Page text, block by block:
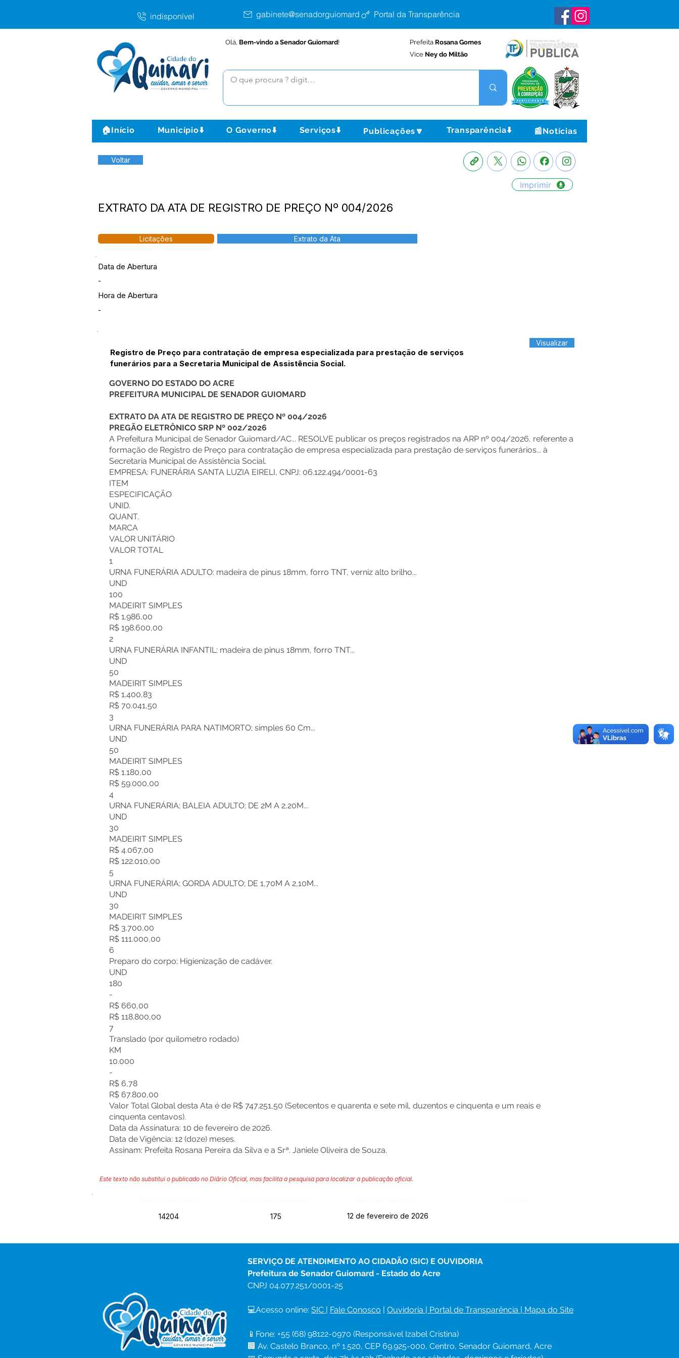
indisponível gabinete@senadorguiomard.ac.gov.brPortal da Transparência
Olá, Bem-vindo a Senador Guiomard! Prefeita Rosana Gomes
Vice Ney do Miltão
🏠Início Município⬇️ O Governo⬇️ Serviços⬇️ Publicações🔽 Transparência⬇️ 📰Notícias
Voltar
Imprimir
EXTRATO DA ATA DE REGISTRO DE PREÇO Nº 004/2026
Licitações Extrato da Ata
Data de Abertura
-
Hora de Abertura
-
Registro de Preço para contratação de empresa especializada para prestação de serviços
funerários para a Secretaria Municipal de Assistência Social.
Visualizar
GOVERNO DO ESTADO DO ACRE
PREFEITURA MUNICIPAL DE SENADOR GUIOMARD
EXTRATO DA ATA DE REGISTRO DE PREÇO Nº 004/2026
PREGÃO ELETRÔNICO SRP Nº 002/2026
A Prefeitura Municipal de Senador Guiomard/AC... RESOLVE publicar os preços registrados na ARP nº 004/2026, referente a
formação de Registro de Preço para contratação de empresa especializada para prestação de serviços funerários... à
Secretaria Municipal de Assistência Social.
EMPRESA: FUNERÁRIA SANTA LUZIA EIRELI, CNPJ: 06.122.494/0001-63
ITEM
ESPECIFICAÇÃO
UNID.
QUANT.
MARCA
VALOR UNITÁRIO
VALOR TOTAL
1
URNA FUNERÁRIA ADULTO: madeira de pinus 18mm, forro TNT, verniz alto brilho...
UND
100
MADEIRIT SIMPLES
R$ 1.986,00
R$ 198.600,00
2
URNA FUNERÁRIA INFANTIL: madeira de pinus 18mm, forro TNT...
UND
50
MADEIRIT SIMPLES
R$ 1.400,83
R$ 70.041,50
3
URNA FUNERÁRIA PARA NATIMORTO; simples 60 Cm...
UND
50
MADEIRIT SIMPLES
R$ 1.180,00
R$ 59.000,00
4
URNA FUNERÁRIA; BALEIA ADULTO; DE 2M A 2,20M...
UND
30
MADEIRIT SIMPLES
R$ 4.067,00
R$ 122.010,00
5
URNA FUNERÁRIA; GORDA ADULTO; DE 1,70M A 2,10M...
UND
30
MADEIRIT SIMPLES
R$ 3.700,00
R$ 111.000,00
6
Preparo do corpo; Higienização de cadáver.
UND
180
-
R$ 660,00
R$ 118.800,00
7
Translado (por quilometro rodado)
KM
10.000
-
R$ 6,78
R$ 67.800,00
Valor Total Global desta Ata é de R$ 747.251,50 (Setecentos e quarenta e sete mil, duzentos e cinquenta e um reais e
cinquenta centavos).
Data da Assinatura: 10 de fevereiro de 2026.
Data de Vigência: 12 (doze) meses.
Assinam: Prefeita Rosana Pereira da Silva e a Srª. Janiele Oliveira de Souza.
Este texto não substitui o publicado no Diário Oficial, mas facilita a pesquisa para localizar a publicação oficial.
14204
175 12 de fevereiro de 2026
SERVIÇO DE ATENDIMENTO AO CIDADÃO (SIC) E OUVIDORIA
Prefeitura de Senador Guiomard - Estado do Acre
CNPJ 04.077.251/0001-25
💻Acesso online: SIC | Fale Conosco | Ouvidoria | Portal de Transparência | Mapa do Site
📱Fone: +55 (68) 98122-0970 (Responsável Izabel Cristina)
🏢 Av. Castelo Branco, nº 1.520, CEP 69.925-000, Centro, Senador Guiomard, Acre